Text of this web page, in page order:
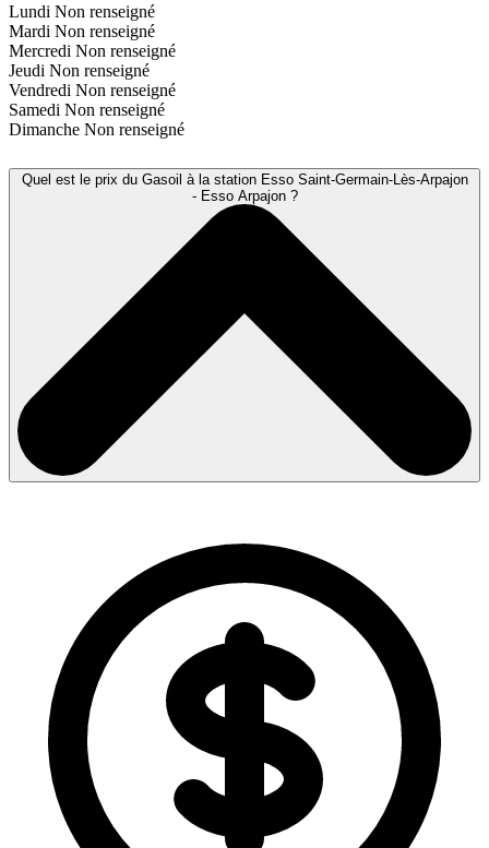
Lundi Non renseigné
Mardi Non renseigné
Mercredi Non renseigné
Jeudi Non renseigné
Vendredi Non renseigné
Samedi Non renseigné
Dimanche Non renseigné
Quel est le prix du Gasoil à la station Esso Saint-Germain-Lès-Arpajon
- Esso Arpajon ?